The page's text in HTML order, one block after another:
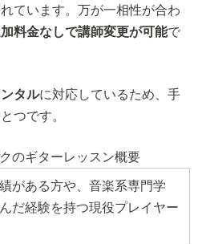
ています。万が一相性が合わ
料金なしで講師変更が可能で
タルに対応しているため、手
つです。
のギターレッスン概要
がある方や、音楽系専門学
だ経験を持つ現役プレイヤー